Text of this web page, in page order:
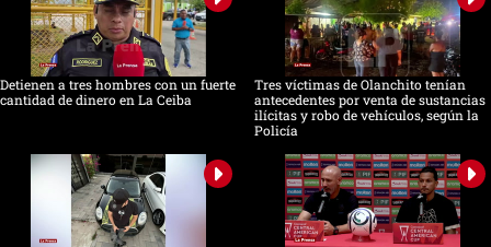
Detienen a tres hombres con un fuerte
cantidad de dinero en La Ceiba
Tres víctimas de Olanchito tenían
antecedentes por venta de sustancias
ilícitas y robo de vehículos, según la
Policía